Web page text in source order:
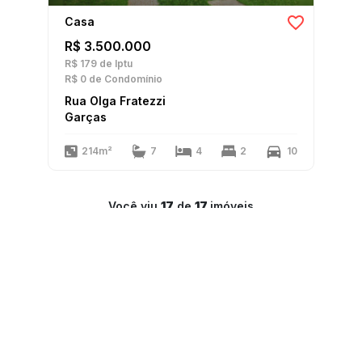
Casa
R$ 3.500.000
R$ 179 de Iptu
R$ 0 de Condomínio
Rua Olga Fratezzi
Garças
214m² 7 4 2 10
Você viu 17 de 17 imóveis